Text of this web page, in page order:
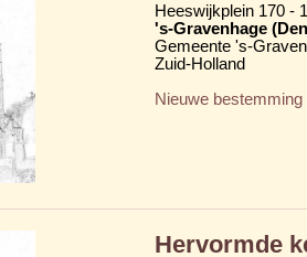
Heeswijkplein 170 -
's-Gravenhage
Gemeente 's-
Zuid-Holland
Nieuwe bestemming
Hervormde